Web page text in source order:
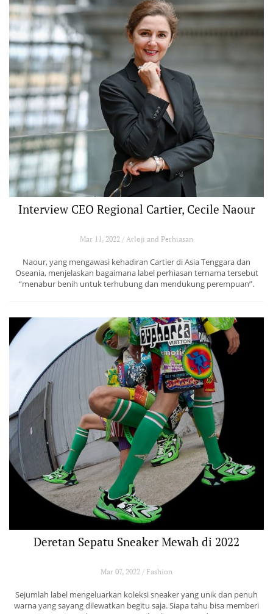
Interview CEO Regional Cartier, Cecile Naour
Mar 11, 2022 / Arloji and Perhiasan
Naour, yang mengawasi kehadiran Cartier di Asia Tenggara dan
Oseania, menjelaskan bagaimana label perhiasan ternama tersebut
“menabur benih untuk terhubung dan mendukung perempuan”.
Deretan Sepatu Sneaker Mewah di 2022
Mar 07, 2022 / Fashion
Sejumlah label mengeluarkan koleksi sneaker yang unik dan penuh
warna yang sayang dilewatkan begitu saja. Siapa tahu bisa memberi